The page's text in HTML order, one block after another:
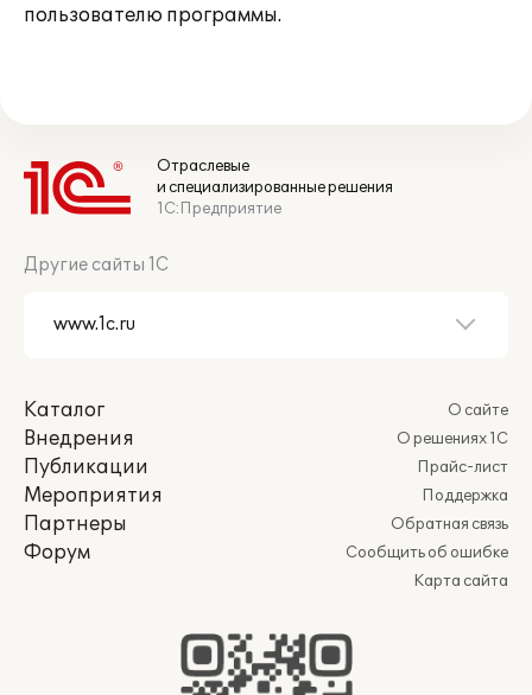
пользователю программы.
Отраслевые
и специализированные решения
1С:Предприятие
Другие сайты 1С
Каталог
Внедрения
Публикации
Мероприятия
Партнеры
Форум
О сайте
О решениях 1С
Прайс-лист
Поддержка
Обратная связь
Сообщить об ошибке
Карта сайта